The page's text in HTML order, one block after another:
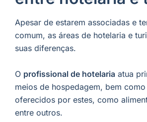
Apesar de estarem associadas e
comum, as áreas de hotelaria e
suas diferenças.
O profissional de hotelaria atua
meios de hospedagem, bem
oferecidos por estes, como
entre outros.